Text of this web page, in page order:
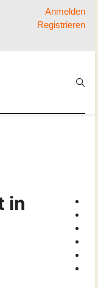
Anmelden
Registrieren
in